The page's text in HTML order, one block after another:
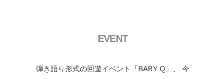
EVENT
弾き語り形式の回遊イベント「BABY Q」、 今